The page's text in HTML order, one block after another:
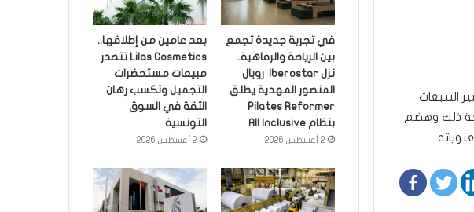
التتبعات
ذلك وهضم
في تجربة جديدة تجمع
بين الرياضة والرفاهية..
نزل Iberostar رويال
المنصور المهدية يطلق
Pilates Reformer
بنظام All Inclusive
2 أغسطس 2026
بعد عامين من إطلاقها..
Lilas Cosmetics تتصدر
مبيعات مستحضرات
التجميل وتكسب رهان
الثقة في السوق
التونسية
2 أغسطس 2026